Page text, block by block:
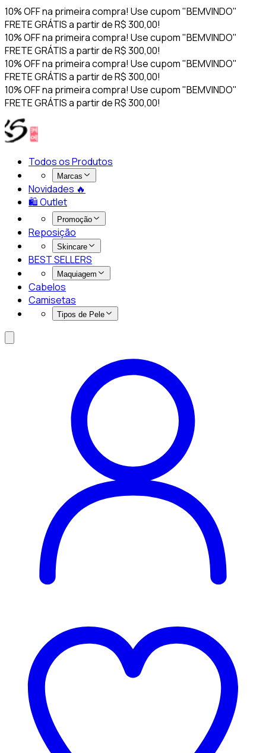
10% OFF na primeira compra! Use cupom "BEMVINDO"
FRETE GRÁTIS a partir de R$ 300,00!
10% OFF na primeira compra! Use cupom "BEMVINDO"
FRETE GRÁTIS a partir de R$ 300,00!
10% OFF na primeira compra! Use cupom "BEMVINDO"
FRETE GRÁTIS a partir de R$ 300,00!
10% OFF na primeira compra! Use cupom "BEMVINDO"
FRETE GRÁTIS a partir de R$ 300,00!
Todos os Produtos
Marcas
Novidades 🔥​
🛍️ Outlet
Promoção
Reposição
Skincare
BEST SELLERS
Maquiagem
Cabelos
Camisetas
Tipos de Pele